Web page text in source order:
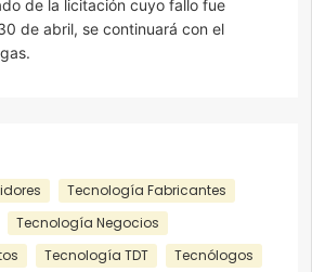
de la licitación cuyo fallo fue
de abril, se continuará con el
Tecnología Fabricantes
Tecnología Negocios
Tecnología TDT Tecnólogos